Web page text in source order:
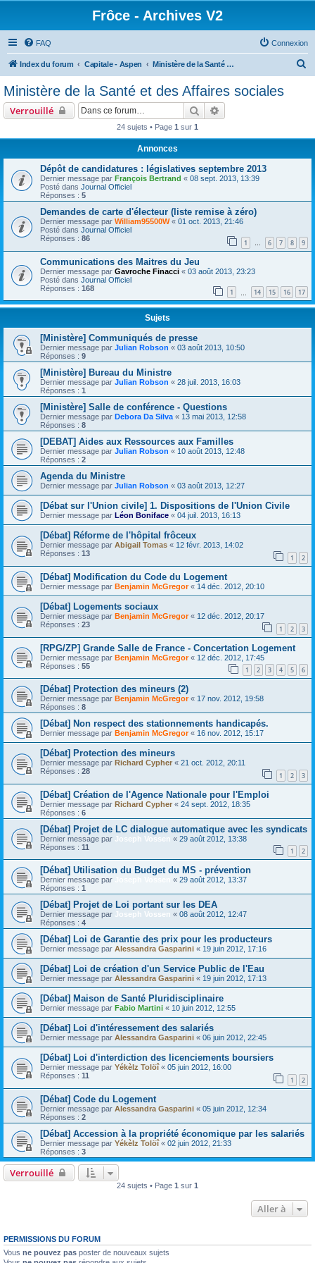
Frôce - Archives V2
FAQ Connexion
Index du forum Capitale - Aspen Ministère de la Santé et des Affaires sociales
Ministère de la Santé et des Affaires sociales
Verrouillé Rechercher
24 sujets • Page 1 sur 1
Annonces
Dépôt de candidatures : législatives septembre 2013
Dernier message par François Bertrand « 08 sept. 2013, 13:39
Posté dans Journal Officiel
Réponses : 5
Demandes de carte d'électeur (liste remise à zéro)
Dernier message par William95500W« 01 oct. 2013, 21:46
Posté dans Journal Officiel
Réponses : 86 1 … 6 7 8 9
Communications des Maitres du Jeu
Dernier message par Gavroche Finacci « 03 août 2013, 23:23
Posté dans Journal Officiel
Réponses : 168 1 14 15 16 17
Sujets
[Ministère] Communiqués de presse
Dernier message par Julian Robson « 03 août 2013, 10:50
Réponses : 9
[Ministère] Bureau du Ministre
Dernier message par Julian Robson « 28 juil. 2013, 16:03
Réponses : 1
[Ministère] Salle de conférence - Questions
Dernier message par Debora Da Silva « 13 mai 2013, 12:58
Réponses : 8
[DEBAT] Aides aux Ressources aux Familles
Dernier message par Julian Robson « 10 août 2013, 12:48
Réponses : 2
Agenda du Ministre
Dernier message par Julian Robson « 03 août 2013, 12:27
[Débat sur l'Union civile] 1. Dispositions de l'Union Civile
Dernier message par Léon Boniface « 04 juil. 2013, 16:13
[Débat] Réforme de l'hôpital frôceux
Dernier message par Abigail Tomas « 12 févr. 2013, 14:02
Réponses : 13 1 2
[Débat] Modification du Code du Logement
Dernier message par Benjamin McGregor« 14 déc. 2012, 20:10
[Débat] Logements sociaux
Dernier message par Benjamin McGregor« 12 déc. 2012, 20:17
Réponses : 23 1 2 3
[RPG/ZP] Grande Salle de France - Concertation Logement
Dernier message par Benjamin McGregor« 12 déc. 2012, 17:45
Réponses : 55 1 2 3 4 5 6
[Débat] Protection des mineurs (2)
Dernier message par Benjamin McGregor« 17 nov. 2012, 19:58
Réponses : 8
[Débat] Non respect des stationnements handicapés.
Dernier message par Benjamin McGregor« 16 nov. 2012, 15:17
[Débat] Protection des mineurs
Dernier message par Richard Cypher « 21 oct. 2012, 20:11
Réponses : 28 1 2 3
[Débat] Création de l'Agence Nationale pour l'Emploi
Dernier message par Richard Cypher « 24 sept. 2012, 18:35
Réponses : 6
[Débat] Projet de LC dialogue automatique avec les syndicats
Dernier message par Joseph Vossen « 29 août 2012, 13:38
Réponses : 11 1 2
[Débat] Utilisation du Budget du MS - prévention
Dernier message par « 29 août 2012, 13:37
Réponses : 1
[Débat] Projet de Loi portant sur les DEA
Dernier message par Joseph Vossen « 08 août 2012, 12:47
Réponses : 4
[Débat] Loi de Garantie des prix pour les producteurs
Dernier message par Alessandra Gasparini « 19 juin 2012, 17:16
[Débat] Loi de création d'un Service Public de l'Eau
Dernier message par Alessandra Gasparini « 19 juin 2012, 17:13
[Débat] Maison de Santé Pluridisciplinaire
Dernier message par Fabio Martini « 10 juin 2012, 12:55
[Débat] Loi d'intéressement des salariés
Dernier message par Alessandra Gasparini « 06 juin 2012, 22:45
[Débat] Loi d'interdiction des licenciements boursiers
Dernier message par Yékèlz Tolöî« 05 juin 2012, 16:00
Réponses : 11 1 2
[Débat] Code du Logement
Dernier message par Alessandra Gasparini « 05 juin 2012, 12:34
Réponses : 2
[Débat] Accession à la propriété économique par les salariés
Dernier message par Yékèlz Tolöî« 02 juin 2012, 21:33
Réponses : 3
Verrouillé
24 sujets • Page 1 sur 1
Aller à
PERMISSIONS DU FORUM
Vous ne pouvez pas poster de nouveaux sujets